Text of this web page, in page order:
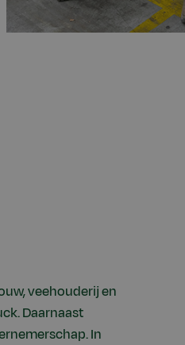
veehouderij en
Daarnaast
In